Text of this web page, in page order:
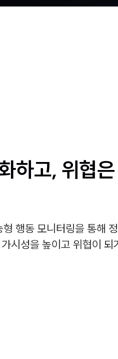
하고, 위협은
행동 모니터링을 통해
시성을 높이고 위협이 되